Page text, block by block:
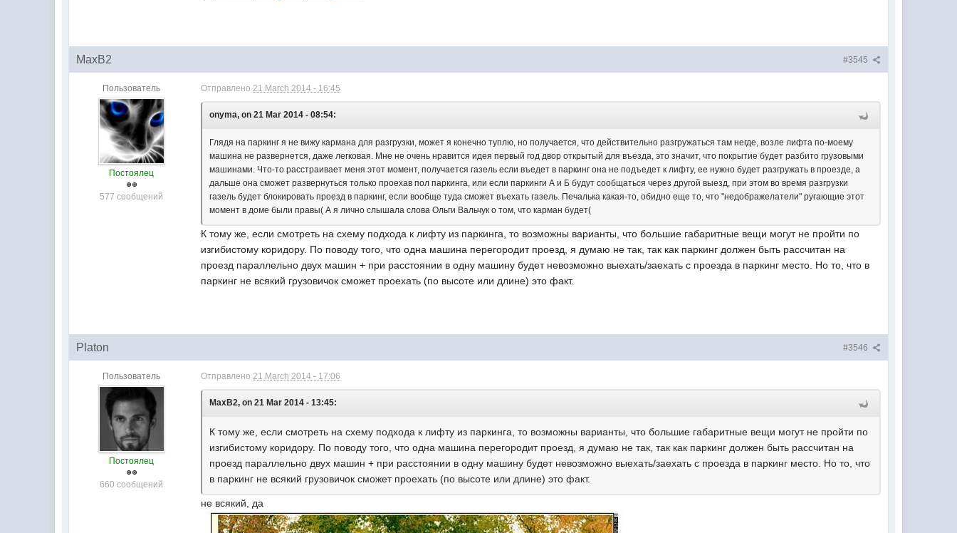
#3545
MaxB2
Пользователь
Постоялец
577 сообщений
Отправлено21 March 2014 - 16:45
onyma, on 21 Mar 2014 - 08:54:
Глядя на паркинг я не вижу кармана для разгрузки, может я конечно туплю, но получается, что действительно разгружаться там негде, возле лифта по-моему
машина не развернется, даже легковая. Мне не очень нравится идея первый год двор открытый для въезда, это значит, что покрытие будет разбито грузовыми
машинами. Что-то расстраивает меня этот момент, получается газель если въедет в паркинг она не подъедет к лифту, ее нужно будет разгружать в проезде, а
дальше она сможет развернуться только проехав пол паркинга, или если паркинги А и Б будут сообщаться через другой выезд, при этом во время разгрузки
газель будет блокировать проезд в паркинг, если вообще туда сможет въехать газель. Печалька какая-то, обидно еще то, что "недображелатели" ругающие этот
момент в доме были правы( А я лично слышала слова Ольги Вальчук о том, что карман будет(
К тому же, если смотреть на схему подхода к лифту из паркинга, то возможны варианты, что большие габаритные вещи могут не пройти по
изгибистому коридору. По поводу того, что одна машина перегородит проезд, я думаю не так, так как паркинг должен быть рассчитан на
проезд параллельно двух машин + при расстоянии в одну машину будет невозможно выехать/заехать с проезда в паркинг место. Но то, что в
паркинг не всякий грузовичок сможет проехать (по высоте или длине) это факт.
#3546
Platon
Пользователь
Постоялец
660 сообщений
Отправлено21 March 2014 - 17:06
MaxB2, on 21 Mar 2014 - 13:45:
К тому же, если смотреть на схему подхода к лифту из паркинга, то возможны варианты, что большие габаритные вещи могут не пройти по
изгибистому коридору. По поводу того, что одна машина перегородит проезд, я думаю не так, так как паркинг должен быть рассчитан на
проезд параллельно двух машин + при расстоянии в одну машину будет невозможно выехать/заехать с проезда в паркинг место. Но то, что
в паркинг не всякий грузовичок сможет проехать (по высоте или длине) это факт.
не всякий, да